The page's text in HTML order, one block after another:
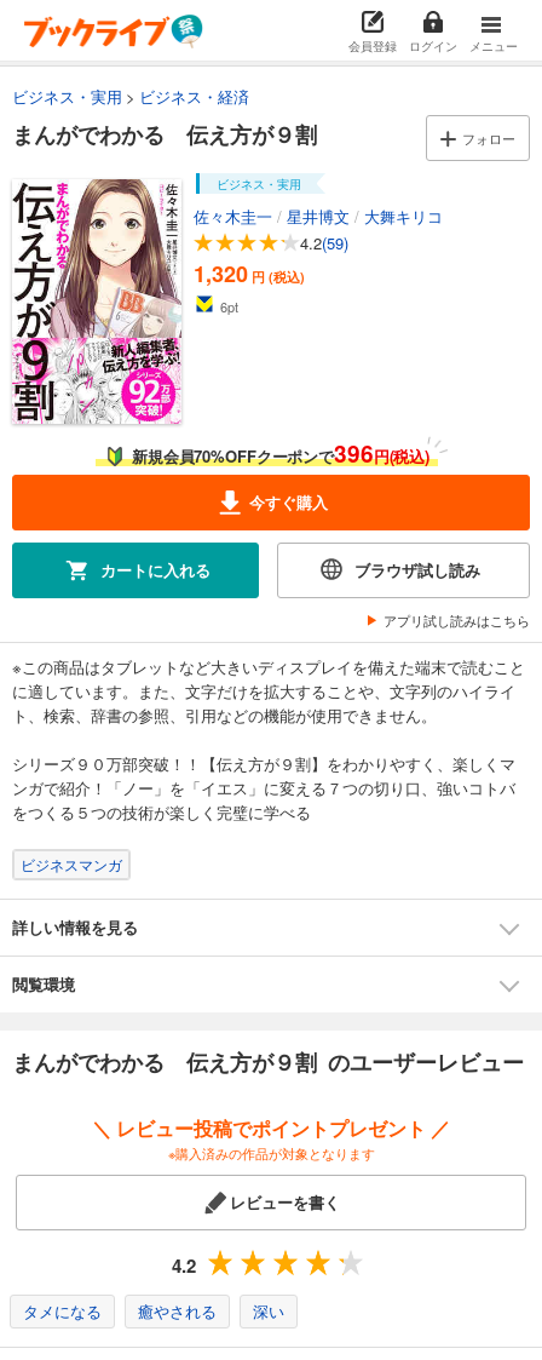
会員登録 ログイン メニュー
ビジネス・実用 ビジネス・経済
まんがでわかる 伝え方が９割 フォロー
ビジネス・実用
佐々木圭一 / 星井博文 / 大舞キリコ
4.2(59)
1,320 円 (税込)
6pt
新規会員70%OFFクーポンで396円(税込)
今すぐ購入
カートに入れる ブラウザ試し読み
アプリ試し読みはこちら
※この商品はタブレットなど大きいディスプレイを備えた端末で読むこと
に適しています。また、文字だけを拡大することや、文字列のハイライ
ト、検索、辞書の参照、引用などの機能が使用できません。
シリーズ９０万部突破！！【伝え方が９割】をわかりやすく、楽しくマ
ンガで紹介！「ノー」を「イエス」に変える７つの切り口、強いコトバ
をつくる５つの技術が楽しく完璧に学べる
ビジネスマンガ
詳しい情報を見る
閲覧環境
まんがでわかる 伝え方が９割 のユーザーレビュー
＼ レビュー投稿でポイントプレゼント ／
※購入済みの作品が対象となります
レビューを書く
4.2
タメになる 癒やされる 深い